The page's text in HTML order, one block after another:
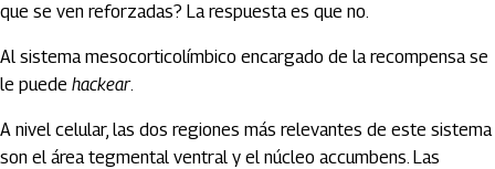
que se ven reforzadas? La respuesta es que no.
Al sistema mesocorticolímbico encargado de la recompensa se
le puede hackear.
A nivel celular, las dos regiones más relevantes de este sistema
son el área tegmental ventral y el núcleo accumbens. Las